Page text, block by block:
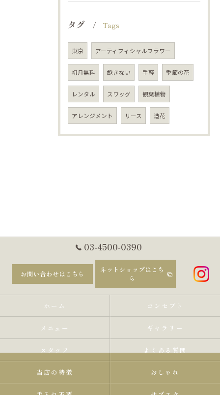
タグ Tags
東京 アーティフィシャルフラワー
初月無料 飽きない 手軽 季節の花
レンタル スワッグ 観葉植物
アレンジメント リース 造花
03-4500-0390
お問い合わせはこちら
ネットショップはこち
ら
ホーム コンセプト
メニュー ギャラリー
スタッフ よくある質問
当店の特徴 おしゃれ